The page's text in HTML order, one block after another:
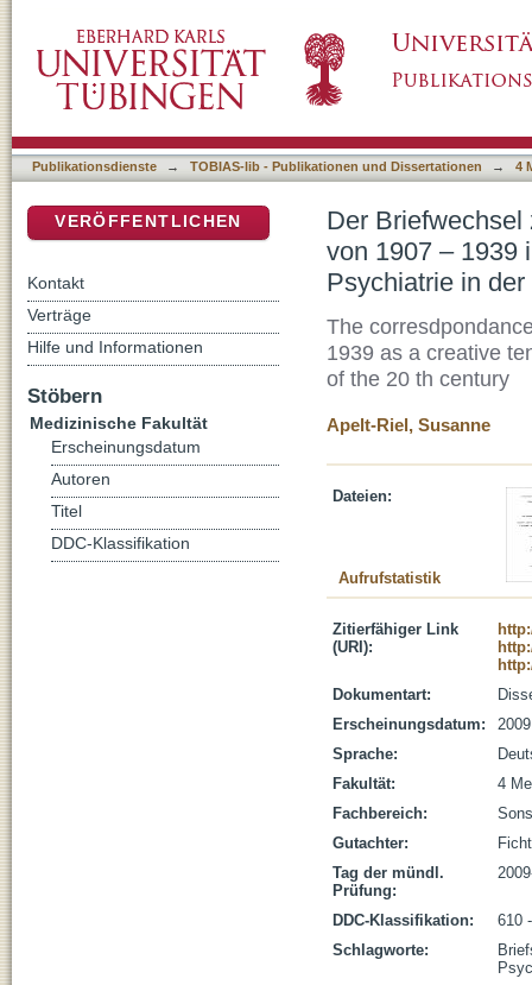
Spannungsfeld von Psychoanalyse und
Publikationsdienste → TOBIAS-lib - Publikationen und Dissertationen → 4
Der
von 1907 – 1939
Psychiatrie in
The
1939 as a creative
of the 20 th century
Apelt-Riel, Susanne
Dateien:
Aufrufstatistik
Zitierfähiger Link
(URI):
Dokumentart:
Erscheinungsdatum:
2009
Sprache:
Fakultät:
4
Fachbereich:
Gutachter:
Tag der mündl.
Prüfung:
DDC-Klassifikation:
610
Schlagworte:
VERÖFFENTLICHEN
Kontakt
Verträge
Hilfe und Informationen
Stöbern
Medizinische Fakultät
Erscheinungsdatum
Autoren
Titel
DDC-Klassifikation